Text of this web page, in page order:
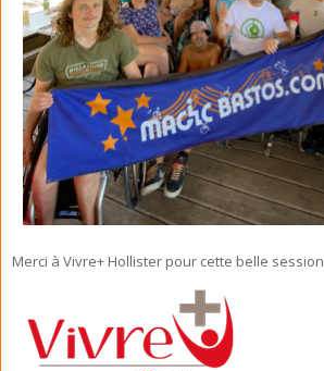
Merci à Vivre+ Hollister pour cette belle session